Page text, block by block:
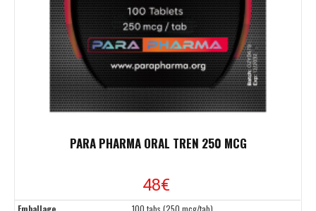
PARA PHARMA ORAL TREN 250 MCG
48€